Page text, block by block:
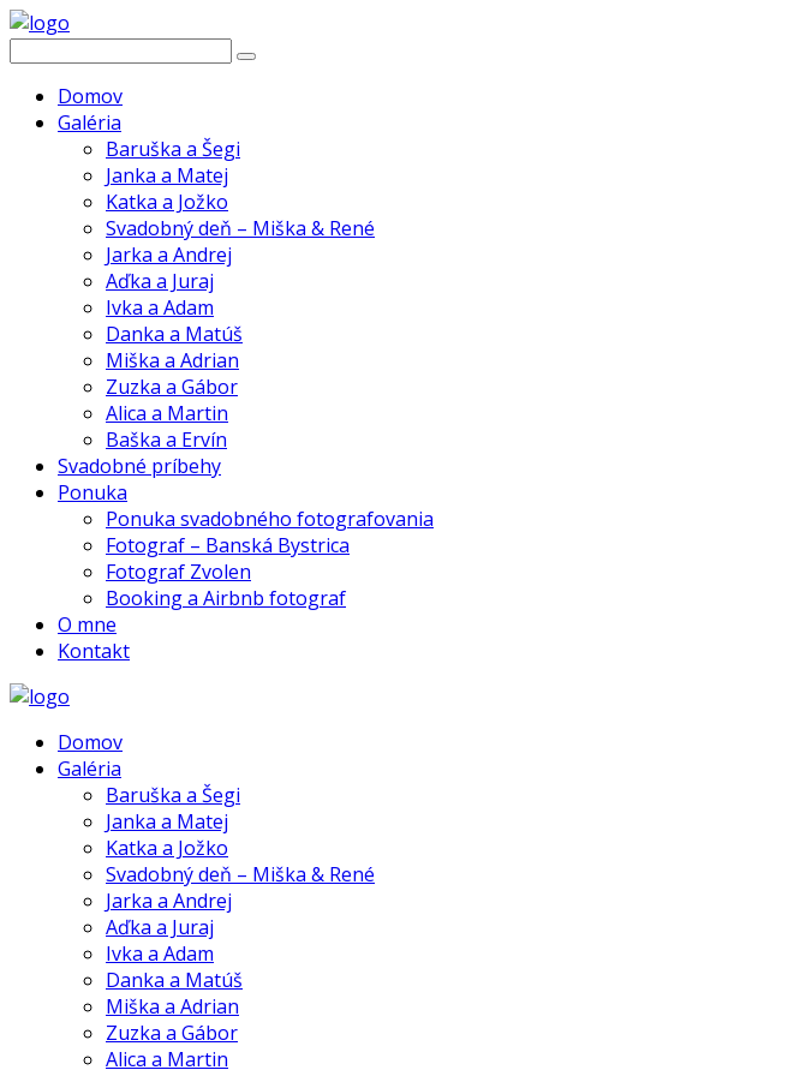
Domov
Galéria
Baruška a Šegi
Janka a Matej
Katka a Jožko
Svadobný deň – Miška & René
Jarka a Andrej
Aďka a Juraj
Ivka a Adam
Danka a Matúš
Miška a Adrian
Zuzka a Gábor
Alica a Martin
Baška a Ervín
Svadobné príbehy
Ponuka
Ponuka svadobného fotografovania
Fotograf – Banská Bystrica
Fotograf Zvolen
Booking a Airbnb fotograf
O mne
Kontakt
Domov
Galéria
Baruška a Šegi
Janka a Matej
Katka a Jožko
Svadobný deň – Miška & René
Jarka a Andrej
Aďka a Juraj
Ivka a Adam
Danka a Matúš
Miška a Adrian
Zuzka a Gábor
Alica a Martin